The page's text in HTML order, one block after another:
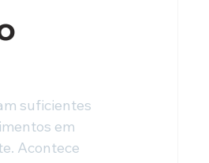
suficientes
em
Acontece